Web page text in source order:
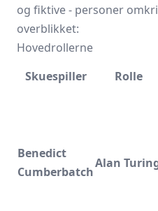
og fiktive - personer
overblikket:
Hovedrollerne
Skuespiller
Rolle
Benedict
Cumberbatch
Alan